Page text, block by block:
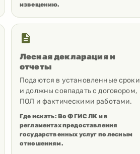
извещению.
Лесная декларация и
отчеты
Подаются в установленные сроки
и должны совпадать с договором,
ПОЛ и фактическими работами.
Где искать: Во ФГИС ЛК и в
регламентах предоставления
государственных услуг по лесным
отношениям.